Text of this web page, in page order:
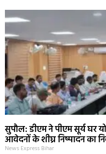
सुपौल: डीएम ने पीएम सूर्य घर
आवेदनों के शीघ्र निष्पादन का
News Express Bihar